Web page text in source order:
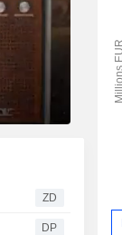
ZD
DP